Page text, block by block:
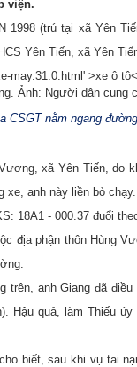
viện.
1998 (trú tại xã Yên
Yên Tiến, xã Yên
CSGT nằm ngang
xã Yên Tiến, do
anh này liền bỏ
18A1 - 000.37 đuổi
địa phận thôn Hùng
anh Giang đã
Hậu quả, làm Thiếu
biết, sau khi vụ tai